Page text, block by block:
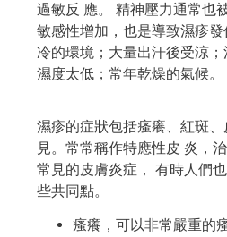
過敏反 應。 精神壓力通常也
敏感性增加，也是導致濕疹
冷的環境；大量出汗後受涼
濕度太低；常年乾燥的氣候。
濕疹的症狀包括瘙癢、紅斑
見。常常稱作特應性皮 炎，
常見的皮膚炎症， 有時人們
些共同點。
瘙癢，可以非常嚴重的